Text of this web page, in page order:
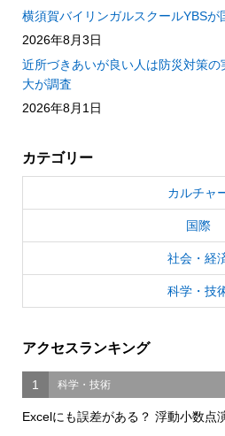
横須賀バイリンガルスクールYBS
2026年8月3日
近所づきあいが良い人は防災対策
大が調査
2026年8月1日
カテゴリー
カルチャ
国際
社会・経
科学・技
アクセスランキング
1 科学・技術
Excelにも誤差がある？ 浮動小数点